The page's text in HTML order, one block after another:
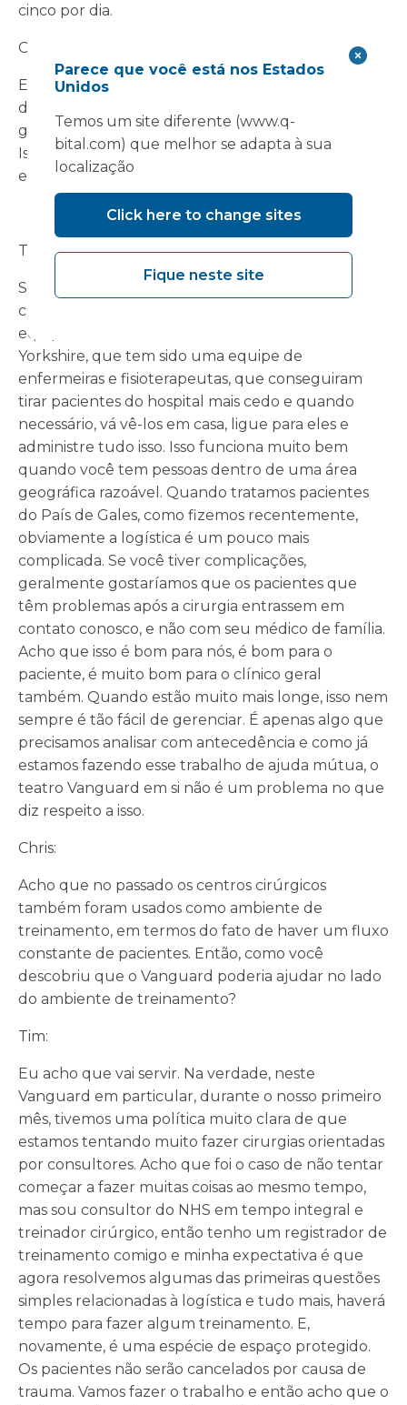
cinco por dia.
Chris:
E o fato de você também estar retirando de
diferentes locais de hospitais... como isso é
gerenciado - a lista de tratamento de pacientes?
Isso é mais difícil de fazer e como você gerencia
esse fluxo de pacientes?
Tim:
Sim, então, historicamente, tivemos o que
chamamos de nossa equipe SWAT, que é nossa
equipe de Transferência Acelerada de South
Yorkshire, que tem sido uma equipe de
enfermeiras e fisioterapeutas, que conseguiram
tirar pacientes do hospital mais cedo e quando
necessário, vá vê-los em casa, ligue para eles e
administre tudo isso. Isso funciona muito bem
quando você tem pessoas dentro de uma área
geográfica razoável. Quando tratamos pacientes
do País de Gales, como fizemos recentemente,
obviamente a logística é um pouco mais
complicada. Se você tiver complicações,
geralmente gostaríamos que os pacientes que
têm problemas após a cirurgia entrassem em
contato conosco, e não com seu médico de família.
Acho que isso é bom para nós, é bom para o
paciente, é muito bom para o clínico geral
também. Quando estão muito mais longe, isso nem
sempre é tão fácil de gerenciar. É apenas algo que
precisamos analisar com antecedência e como já
estamos fazendo esse trabalho de ajuda mútua, o
teatro Vanguard em si não é um problema no que
diz respeito a isso.
Chris:
Acho que no passado os centros cirúrgicos
também foram usados como ambiente de
treinamento, em termos do fato de haver um fluxo
constante de pacientes. Então, como você
descobriu que o Vanguard poderia ajudar no lado
do ambiente de treinamento?
Tim:
Eu acho que vai servir. Na verdade, neste
Vanguard em particular, durante o nosso primeiro
mês, tivemos uma política muito clara de que
estamos tentando muito fazer cirurgias orientadas
por consultores. Acho que foi o caso de não tentar
começar a fazer muitas coisas ao mesmo tempo,
mas sou consultor do NHS em tempo integral e
treinador cirúrgico, então tenho um registrador de
treinamento comigo e minha expectativa é que
agora resolvemos algumas das primeiras questões
simples relacionadas à logística e tudo mais, haverá
tempo para fazer algum treinamento. E,
novamente, é uma espécie de espaço protegido.
Os pacientes não serão cancelados por causa de
trauma. Vamos fazer o trabalho e então acho que o
Parece que você está nos Estados
Unidos
Temos um site diferente (www.q-
bital.com) que melhor se adapta à sua
localização
Click here to change sites
Fique neste site